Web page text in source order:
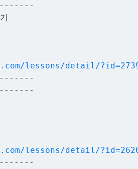
lessons/detail/
lessons/detail/